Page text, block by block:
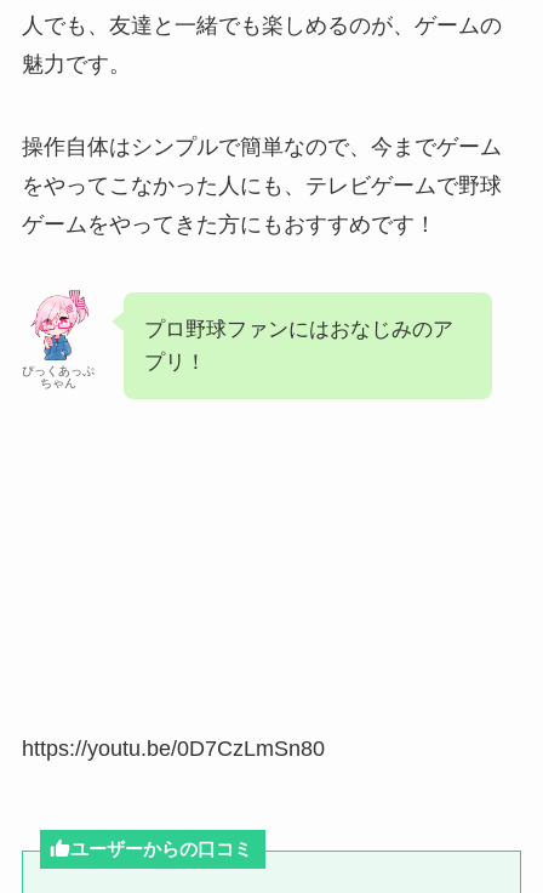
人でも、友達と一緒でも楽しめるのが、ゲームの
魅力です。
操作自体はシンプルで簡単なので、今までゲーム
をやってこなかった人にも、テレビゲームで野球
ゲームをやってきた方にもおすすめです！
ぴっくあっぷ
ちゃん
プロ野球ファンにはおなじみのア
プリ！
https://youtu.be/0D7CzLmSn80
ユーザーからの口コミ